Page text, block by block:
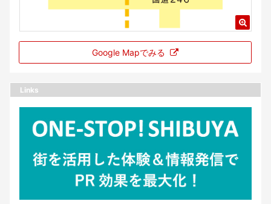
Google Mapでみる
Links